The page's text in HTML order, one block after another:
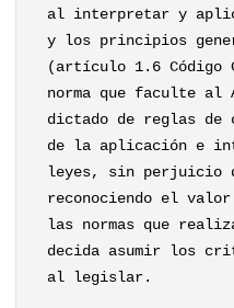
al interpretar y
y los principios
(artículo 1.6 Código
norma que faculte
dictado de reglas de
de la aplicación e
leyes, sin perjuicio
reconociendo el
las normas que
decida asumir los
al legislar.